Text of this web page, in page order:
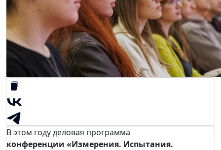
В этом году деловая программа
конференции «Измерения. Испытания.